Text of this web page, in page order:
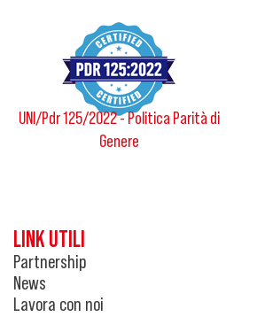
UNI/Pdr 125/2022 - Politica Parità di
Genere
LINK UTILI
Partnership
News
Lavora con noi